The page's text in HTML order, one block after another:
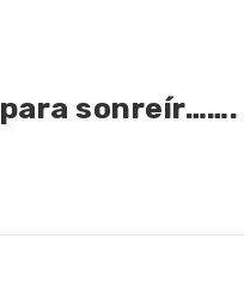
sonreír…….